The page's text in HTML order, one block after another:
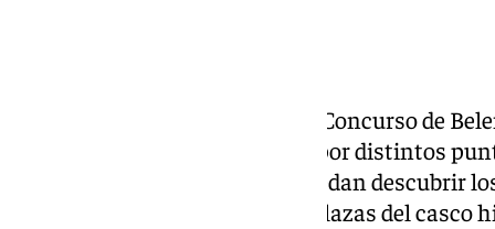
Granada celebrará este año un Concurso de
se complementa con una ruta por distintos
que granadinos y visitantes puedan descubrir
mientras recorren las calles y plazas del casco